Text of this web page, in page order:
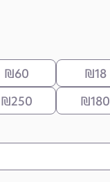
18
₪
60
₪
180
₪
250
₪